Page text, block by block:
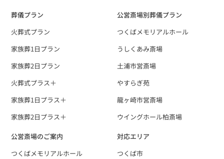
葬儀プラン
火葬式プラン
家族葬1日プラン
家族葬2日プラン
火葬式プラス＋
家族葬1日プラス＋
家族葬2日プラス＋
公営斎場別葬儀プラン
つくばメモリアルホール
うしくあみ斎場
土浦市営斎場
やすらぎ苑
龍ヶ崎市営斎場
ウイングホール柏斎場
公営斎場のご案内
つくばメモリアルホール
対応エリア
つくば市